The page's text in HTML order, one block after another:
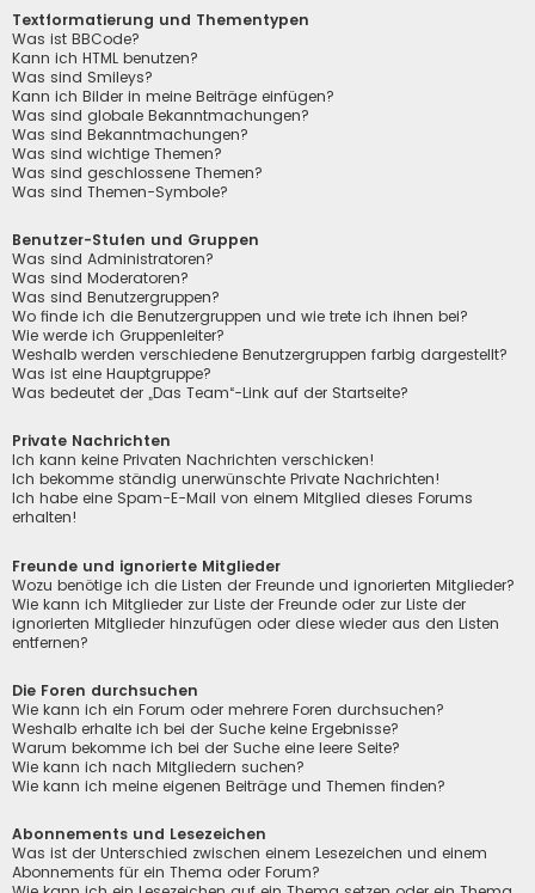
Textformatierung und Thementypen
Was ist BBCode?
Kann ich HTML benutzen?
Was sind Smileys?
Kann ich Bilder in meine Beiträge einfügen?
Was sind globale Bekanntmachungen?
Was sind Bekanntmachungen?
Was sind wichtige Themen?
Was sind geschlossene Themen?
Was sind Themen-Symbole?
Benutzer-Stufen und Gruppen
Was sind Administratoren?
Was sind Moderatoren?
Was sind Benutzergruppen?
Wo finde ich die Benutzergruppen und wie trete ich ihnen bei?
Wie werde ich Gruppenleiter?
Weshalb werden verschiedene Benutzergruppen farbig dargestellt?
Was ist eine Hauptgruppe?
Was bedeutet der „Das Team“-Link auf der Startseite?
Private Nachrichten
Ich kann keine Privaten Nachrichten verschicken!
Ich bekomme ständig unerwünschte Private Nachrichten!
Ich habe eine Spam-E-Mail von einem Mitglied dieses Forums
erhalten!
Freunde und ignorierte Mitglieder
Wozu benötige ich die Listen der Freunde und ignorierten Mitglieder?
Wie kann ich Mitglieder zur Liste der Freunde oder zur Liste der
ignorierten Mitglieder hinzufügen oder diese wieder aus den Listen
entfernen?
Die Foren durchsuchen
Wie kann ich ein Forum oder mehrere Foren durchsuchen?
Weshalb erhalte ich bei der Suche keine Ergebnisse?
Warum bekomme ich bei der Suche eine leere Seite?
Wie kann ich nach Mitgliedern suchen?
Wie kann ich meine eigenen Beiträge und Themen finden?
Abonnements und Lesezeichen
Was ist der Unterschied zwischen einem Lesezeichen und einem
Abonnements für ein Thema oder Forum?